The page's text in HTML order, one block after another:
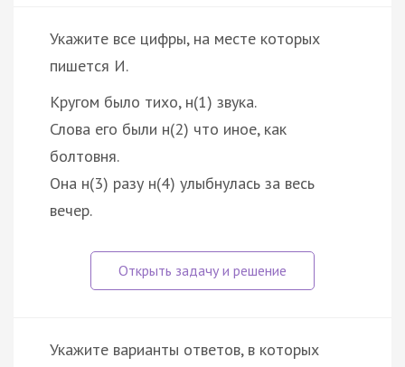
Укажите все цифры, на месте которых
пишется И.
Кругом было тихо, н(1) звука.
Слова его были н(2) что иное, как
болтовня.
Она н(3) разу н(4) улыбнулась за весь
вечер.
Укажите варианты ответов, в которых